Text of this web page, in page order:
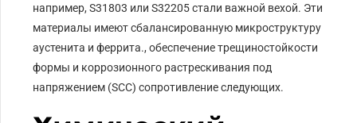
например, S31803 или S32205 стали важной вехой. Эти
материалы имеют сбалансированную микроструктуру
аустенита и феррита., обеспечение трещиностойкости
формы и коррозионного растрескивания под
напряжением (SCC) сопротивление следующих.